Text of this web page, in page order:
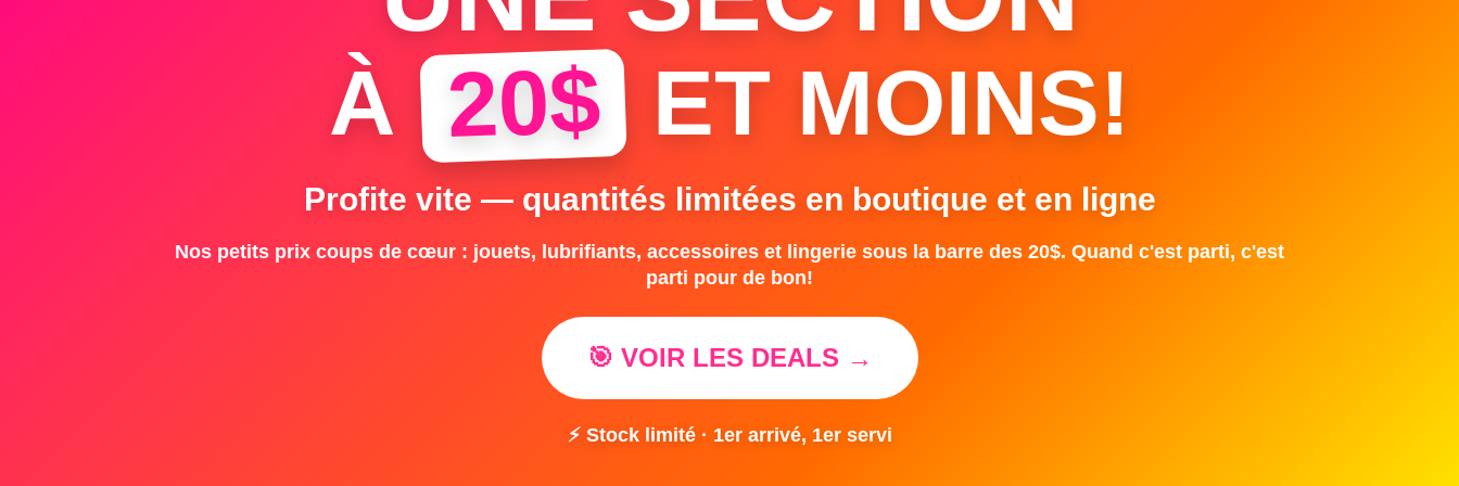
À 20$ ET MOINS!
Profite vite — quantités limitées en boutique et en ligne
Nos petits prix coups de cœur : jouets, lubrifiants, accessoires et lingerie sous la barre des 20$. Quand c'est parti, c'est
parti pour de bon!
🎯 VOIR LES DEALS →
⚡ Stock limité · 1er arrivé, 1er servi